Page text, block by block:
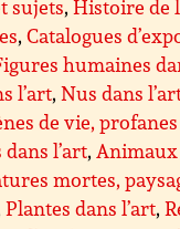
sujets,Histoire de
,Catalogues
humaines
l’art,Nus dans
de vie,
l’art,
mortes,
Plantes dans l’art,